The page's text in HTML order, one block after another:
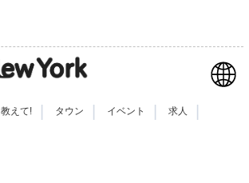
教えて! タウン イベント 求人